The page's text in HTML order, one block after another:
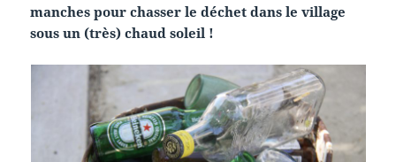
manches pour chasser le déchet dans le village
sous un (très) chaud soleil !